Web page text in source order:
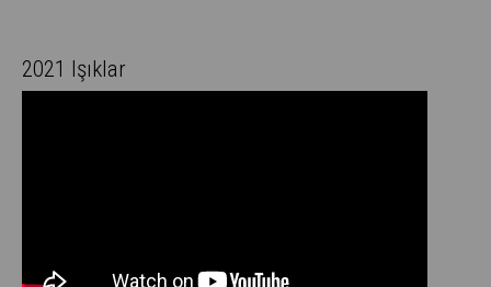
2021 Işıklar